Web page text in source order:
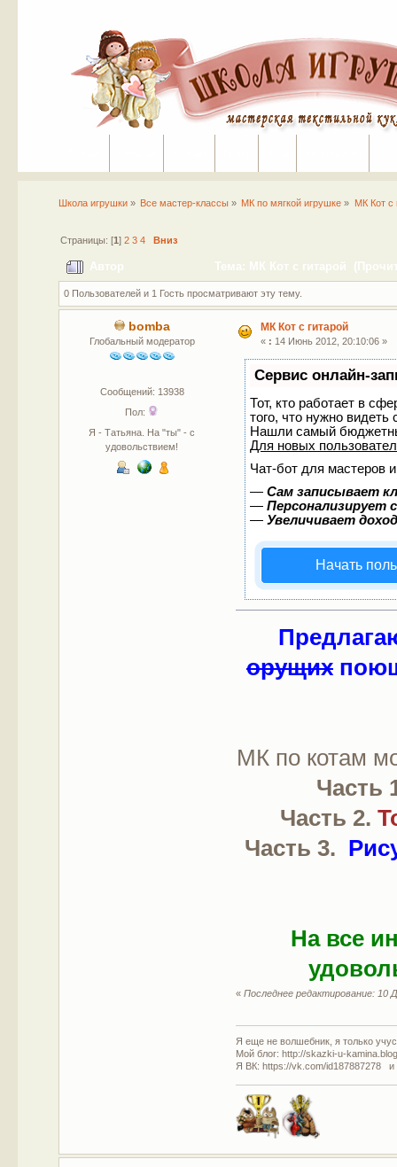
Школа игрушки» Все мастер-классы » МК по мягкой игрушке » МК Кот с
Страницы: [1 ] 2 3 4 Вниз
Автор Тема: МК Кот с гитарой
0 Пользователей и 1 Гость просматривают эту тему.
bomba
Глобальный модератор
Сообщений: 13938
Пол:
Я - Татьяна. На "ты" - с
удовольствием!
МК Кот с гитарой
« : 14 Июнь 2012, 20:10:06 »
Сервис онлайн-
Тот, кто работает в
того, что нужно
Нашли самый
Для новых
Чат-бот для мастеров
—Сам записывает
—Персонализирует
—Увеличивает
Начать
орущих
МК по котам
Часть
Часть 2.
Часть 3.
На все
«Последнее редактирование: 10
Я еще не волшебник, я только
Мой блог: http://skazki-u-
Я ВК: https://vk.com/id187887278 и